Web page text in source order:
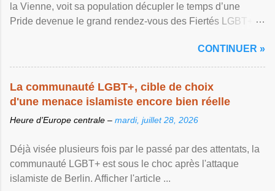
la Vienne, voit sa population décupler le temps d’une
Pride devenue le grand rendez-vous des Fiertés LGBT+
CONTINUER »
La communauté LGBT+, cible de choix
d'une menace islamiste encore bien réelle
Heure d’Europe centrale – mardi, juillet 28, 2026
Déjà visée plusieurs fois par le passé par des attentats, la
communauté LGBT+ est sous le choc après l'attaque
islamiste de Berlin. Afficher l'article ...